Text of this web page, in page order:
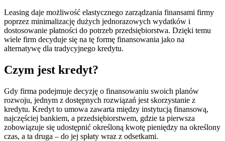
Leasing daje możliwość elastycznego zarządzania finansami firmy
poprzez minimalizację dużych jednorazowych wydatków i
dostosowanie płatności do potrzeb przedsiębiorstwa. Dzięki temu
wiele firm decyduje się na tę formę finansowania jako na
alternatywę dla tradycyjnego kredytu.
Czym jest kredyt?
Gdy firma podejmuje decyzję o finansowaniu swoich planów
rozwoju, jednym z dostępnych rozwiązań jest skorzystanie z
kredytu. Kredyt to umowa zawarta między instytucją finansową,
najczęściej bankiem, a przedsiębiorstwem, gdzie ta pierwsza
zobowiązuje się udostępnić określoną kwotę pieniędzy na określony
czas, a ta druga – do jej spłaty wraz z odsetkami.